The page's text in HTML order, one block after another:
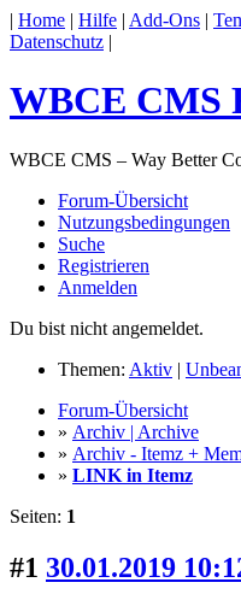
| Home | Hilfe | Add-Ons |
Datenschutz |
WBCE CMS
WBCE CMS – Way Better
Forum-Übersicht
Nutzungsbedingungen
Suche
Registrieren
Anmelden
Du bist nicht angemeldet.
Themen: Aktiv |
Forum-Übersicht
» Archiv | Archive
» Archiv - Itemz +
» LINK in Itemz
Seiten: 1
#1 30.01.2019